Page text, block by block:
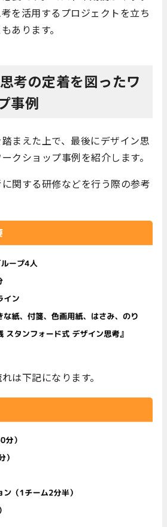
を活用するプロジェクトを立ち
あります。
考の定着を図ったワ
事例
まえた上で、最後にデザイン思
クショップ事例を紹介します。
関する研修などを行う際の参考
は下記になります。